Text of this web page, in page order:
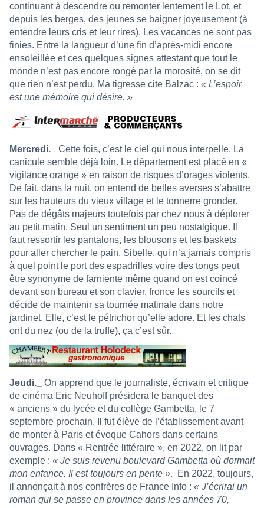
continuant à descendre ou remonter lentement le Lot, et
depuis les berges, des jeunes se baigner joyeusement (à
entendre leurs cris et leur rires). Les vacances ne sont pas
finies. Entre la langueur d’une fin d’après-midi encore
ensoleillée et ces quelques signes attestant que tout le
monde n’est pas encore rongé par la morosité, on se dit
que rien n’est perdu. Ma tigresse cite Balzac : « L’espoir
est une mémoire qui désire. »
Mercredi._ Cette fois, c’est le ciel qui nous interpelle. La
canicule semble déjà loin. Le département est placé en «
vigilance orange » en raison de risques d’orages violents.
De fait, dans la nuit, on entend de belles averses s’abattre
sur les hauteurs du vieux village et le tonnerre gronder.
Pas de dégâts majeurs toutefois par chez nous à déplorer
au petit matin. Seul un sentiment un peu nostalgique. Il
faut ressortir les pantalons, les blousons et les baskets
pour aller chercher le pain. Sibelle, qui n’a jamais compris
à quel point le port des espadrilles voire des tongs peut
être synonyme de farniente même quand on est coincé
devant son bureau et son clavier, fronce les sourcils et
décide de maintenir sa tournée matinale dans notre
jardinet. Elle, c’est le pétrichor qu’elle adore. Et les chats
ont du nez (ou de la truffe), ça c’est sûr.
Jeudi._
On apprend que le journaliste, écrivain et critique
de cinéma Eric Neuhoff présidera le banquet des
« anciens » du lycée et du collège Gambetta, le 7
septembre prochain. Il fut élève de l’établissement avant
de monter à Paris et évoque Cahors dans certains
ouvrages. Dans « Rentrée littéraire », en 2022, on lit par
exemple : « Je suis revenu boulevard Gambetta où dormait
mon enfance. Il est toujours en pente ». En 2022, toujours,
il annonçait à nos confrères de France Info : « J’écrirai un
roman qui se passe en province dans les années 70,